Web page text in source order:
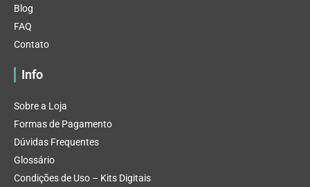
Blog
FAQ
Contato
Info
Sobre a Loja
Formas de Pagamento
Dúvidas Frequentes
Glossário
Condições de Uso – Kits Digitais